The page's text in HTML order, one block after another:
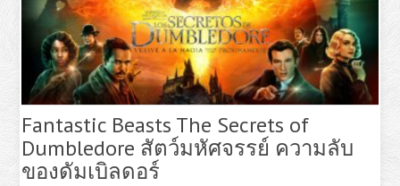
Fantastic Beasts The Secrets of
Dumbledore สัตว์มหัศจรรย์ ความลับ
ของดัมเบิลดอร์